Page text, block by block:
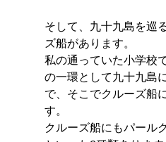
そして、九十九島を巡
ズ船があります。
私の通っていた小学校
の一環として九十九島
で、そこでクルーズ船
す。
クルーズ船にもパール